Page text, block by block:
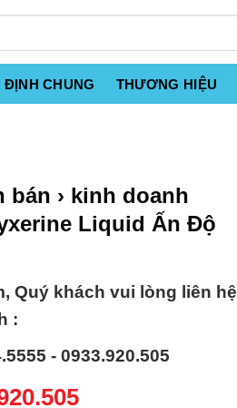
CHUNG THƯƠNG HIỆU
› kinh doanh
Liquid Ấn Độ
Quý khách vui lòng liên hệ
:
- 0933.920.505